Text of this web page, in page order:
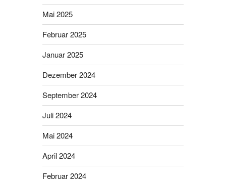
Mai 2025
Februar 2025
Januar 2025
Dezember 2024
September 2024
Juli 2024
Mai 2024
April 2024
Februar 2024